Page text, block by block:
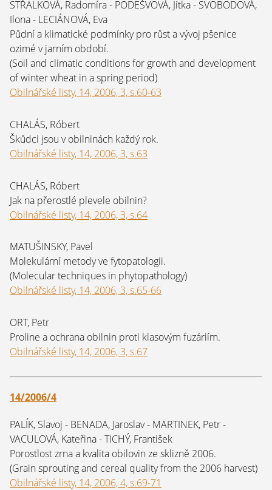
STŘALKOVÁ, Radomíra - PODEŠVOVÁ, Jitka - SVOBODOVÁ,
Ilona - LECIÁNOVÁ, Eva
Půdní a klimatické podmínky pro růst a vývoj pšenice
ozimé v jarním období.
(Soil and climatic conditions for growth and development
of winter wheat in a spring period)
Obilnářské listy, 14, 2006, 3, s.60-63
CHALÁS, Róbert
Škůdci jsou v obilninách každý rok.
Obilnářské listy, 14, 2006, 3, s.63
CHALÁS, Róbert
Jak na přerostlé plevele obilnin?
Obilnářské listy, 14, 2006, 3, s.64
MATUŠINSKY, Pavel
Molekulární metody ve fytopatologii.
(Molecular techniques in phytopathology)
Obilnářské listy, 14, 2006, 3, s.65-66
ORT, Petr
Proline a ochrana obilnin proti klasovým fuzáriím.
Obilnářské listy, 14, 2006, 3, s.67
14/2006/4
PALÍK, Slavoj - BENADA, Jaroslav - MARTINEK, Petr -
VACULOVÁ, Kateřina - TICHÝ, František
Porostlost zrna a kvalita obilovin ze sklizně 2006.
(Grain sprouting and cereal quality from the 2006 harvest)
Obilnářské listy, 14, 2006, 4, s.69-71